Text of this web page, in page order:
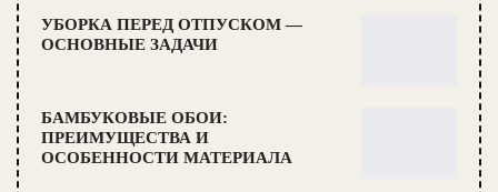
УБОРКА ПЕРЕД ОТПУСКОМ —
ОСНОВНЫЕ ЗАДАЧИ
БАМБУКОВЫЕ ОБОИ:
ПРЕИМУЩЕСТВА И
ОСОБЕННОСТИ МАТЕРИАЛА